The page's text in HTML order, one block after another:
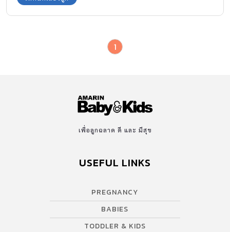
1
เพื่อลูกฉลาด ดี และ มีสุข
USEFUL LINKS
PREGNANCY
BABIES
TODDLER & KIDS